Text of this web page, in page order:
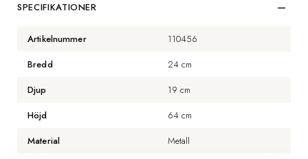
SPECIFIKATIONER
Artikelnummer
110456
Bredd
24 cm
Djup
19 cm
Höjd
64 cm
Material
Metall